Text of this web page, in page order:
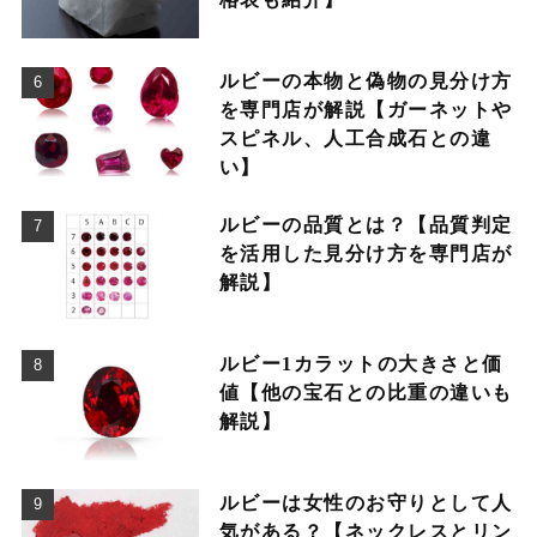
ルビーの本物と偽物の見分け方
を専門店が解説【ガーネットや
スピネル、人工合成石との違
い】
ルビーの品質とは？【品質判定
を活用した見分け方を専門店が
解説】
ルビー1カラットの大きさと価
値【他の宝石との比重の違いも
解説】
ルビーは女性のお守りとして人
気がある？【ネックレスとリン